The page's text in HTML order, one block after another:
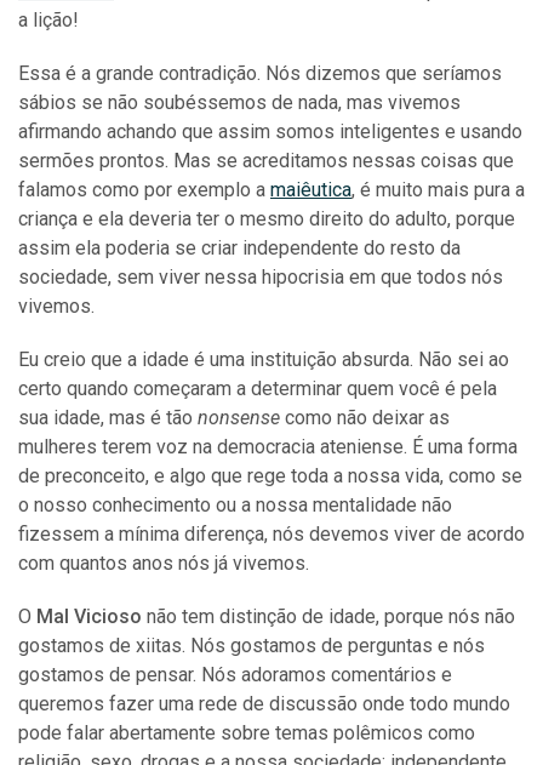
a lição!
Essa é a grande contradição. Nós dizemos que seríamos
sábios se não soubéssemos de nada, mas vivemos
afirmando achando que assim somos inteligentes e usando
sermões prontos. Mas se acreditamos nessas coisas que
falamos como por exemplo a maiêutica, é muito mais pura a
criança e ela deveria ter o mesmo direito do adulto, porque
assim ela poderia se criar independente do resto da
sociedade, sem viver nessa hipocrisia em que todos nós
vivemos.
Eu creio que a idade é uma instituição absurda. Não sei ao
certo quando começaram a determinar quem você é pela
sua idade, mas é tão nonsense como não deixar as
mulheres terem voz na democracia ateniense. É uma forma
de preconceito, e algo que rege toda a nossa vida, como se
o nosso conhecimento ou a nossa mentalidade não
fizessem a mínima diferença, nós devemos viver de acordo
com quantos anos nós já vivemos.
O Mal Vicioso não tem distinção de idade, porque nós não
gostamos de xiitas. Nós gostamos de perguntas e nós
gostamos de pensar. Nós adoramos comentários e
queremos fazer uma rede de discussão onde todo mundo
pode falar abertamente sobre temas polêmicos como